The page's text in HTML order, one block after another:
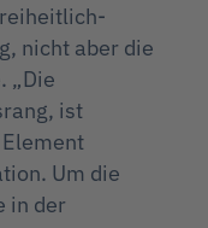
nicht aber die
„Die
ist
Um die
in der